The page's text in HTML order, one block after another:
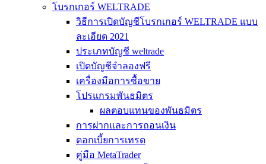
โบรกเกอร์ WELTRADE
วิธีการเปิดบัญชีโบรกเกอร์ WELTRADE แบบ
ละเอียด 2021
ประเภทบัญชี weltrade
เปิดบัญชีจำลองฟรี
เครื่องมือการซื้อขาย
โปรแกรมพันธมิตร
ผลตอบแทนของพันธมิตร
การฝากและการถอนเงิน
ดอกเบี้ยการเทรด
คู่มือ MetaTrader